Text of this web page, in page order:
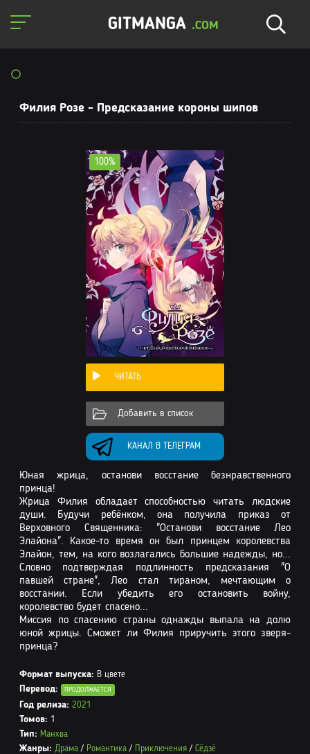
GITMANGA .COM
Филия Розе - Предсказание короны шипов
100%
ЧИТАТЬ
Добавить в список
КАНАЛ В ТЕЛЕГРАМ
Юная жрица, останови восстание безнравственного
принца!
Жрица Филия обладает способностью читать людские
души. Будучи ребёнком, она получила приказ от
Верховного Священника: "Останови восстание Лео
Элайона". Какое-то время он был принцем королевства
Элайон, тем, на кого возлагались большие надежды, но...
Словно подтверждая подлинность предсказания "О
павшей стране", Лео стал тираном, мечтающим о
восстании. Если убедить его остановить войну,
королевство будет спасено...
Миссия по спасению страны однажды выпала на долю
юной жрицы. Сможет ли Филия приручить этого зверя-
принца?
Формат выпуска: В цвете
Перевод: ПРОДОЛЖАЕТСЯ
Год релиза: 2021
Томов: 1
Тип: Манхва
Жанры: Драма / Романтика / Приключения / Сёдзё